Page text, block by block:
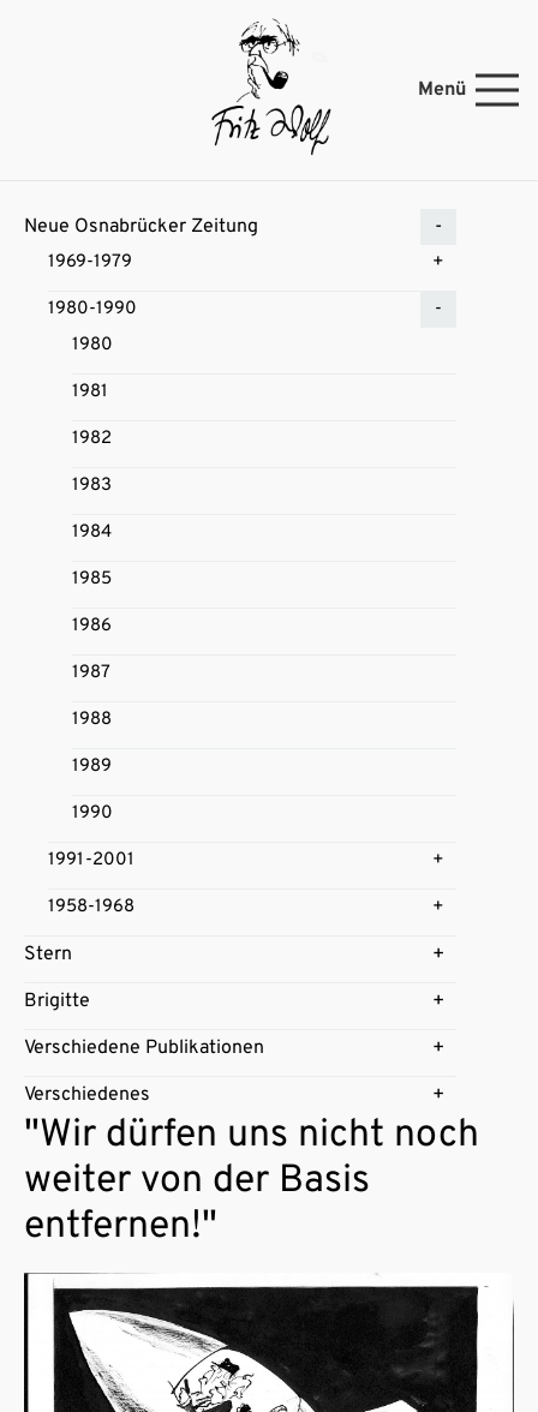
Menü
Neue Osnabrücker Zeitung
1969-1979
1980-1990
1980
1981
1982
1983
1984
1985
1986
1987
1988
1989
1990
1991-2001
1958-1968
Stern
Brigitte
Verschiedene Publikationen
Verschiedenes
"Wir dürfen uns nicht noch
weiter von der Basis
entfernen!"